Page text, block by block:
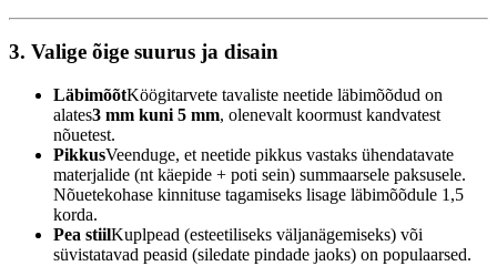
3. Valige õige suurus ja disain
LäbimõõtKöögitarvete tavaliste neetide läbimõõdud on
alates3 mm kuni 5 mm, olenevalt koormust kandvatest
nõuetest.
PikkusVeenduge, et neetide pikkus vastaks ühendatavate
materjalide (nt käepide + poti sein) summaarsele paksusele.
Nõuetekohase kinnituse tagamiseks lisage läbimõõdule 1,5
korda.
Pea stiilKuplpead (esteetiliseks väljanägemiseks) või
süvistatavad peasid (siledate pindade jaoks) on populaarsed.